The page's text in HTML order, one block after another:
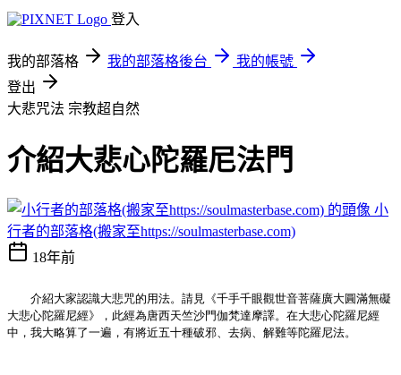
登入
我的部落格 我的部落格後台
我的帳號
登出
大悲咒法 宗教超自然
介紹大悲心陀羅尼法門
小
行者的部落格(搬家至https://soulmasterbase.com)
18年前
介紹大家認識大悲咒的用法。請見《千手千眼觀世音菩薩廣大圓滿無礙
大悲心陀羅尼經》，此經為唐西天竺沙門伽梵達摩譯。在大悲心陀羅尼經
中，我大略算了一遍，有將近五十種破邪、去病、解難等陀羅尼法。